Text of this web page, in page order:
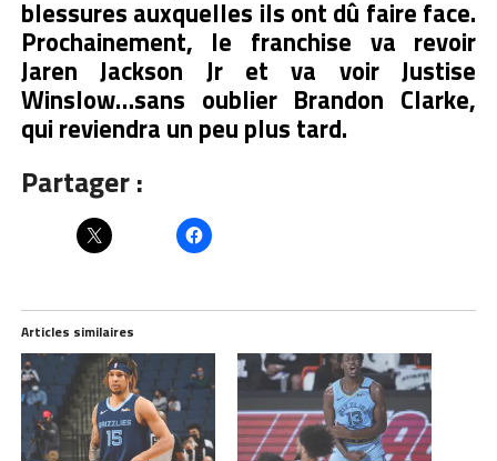
blessures auxquelles ils ont dû faire face.
Prochainement, le franchise va revoir
Jaren Jackson Jr et va voir Justise
Winslow…sans oublier Brandon Clarke,
qui reviendra un peu plus tard.
Partager :
Articles similaires